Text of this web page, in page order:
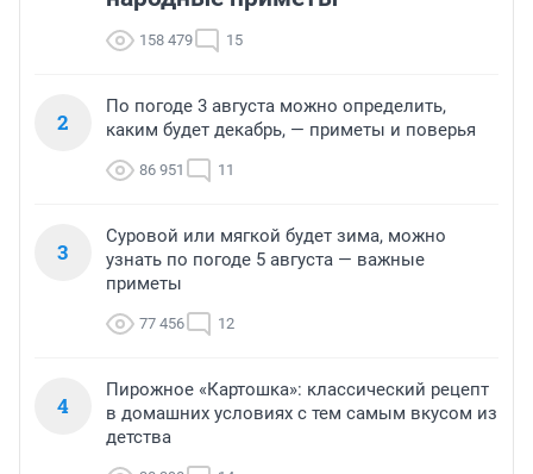
158 479 15
2
По погоде 3 августа можно определить,
каким будет декабрь, — приметы и поверья
86 951 11
3
Суровой или мягкой будет зима, можно
узнать по погоде 5 августа — важные
приметы
77 456 12
4
Пирожное «Картошка»: классический рецепт
в домашних условиях с тем самым вкусом из
детства